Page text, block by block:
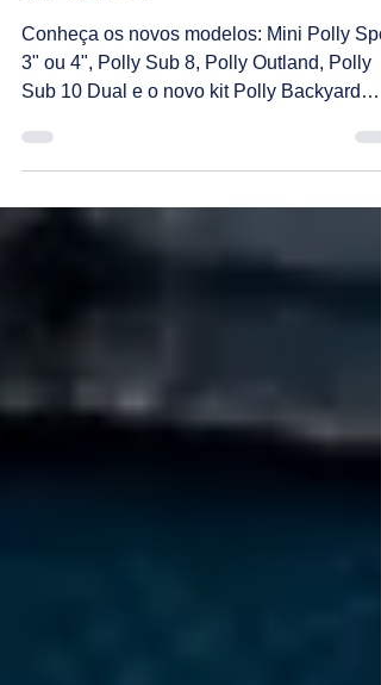
de cores!
Conheça os novos modelos: Mini Polly
Sub 10 Dual e o novo kit Polly Backyard
Essential.